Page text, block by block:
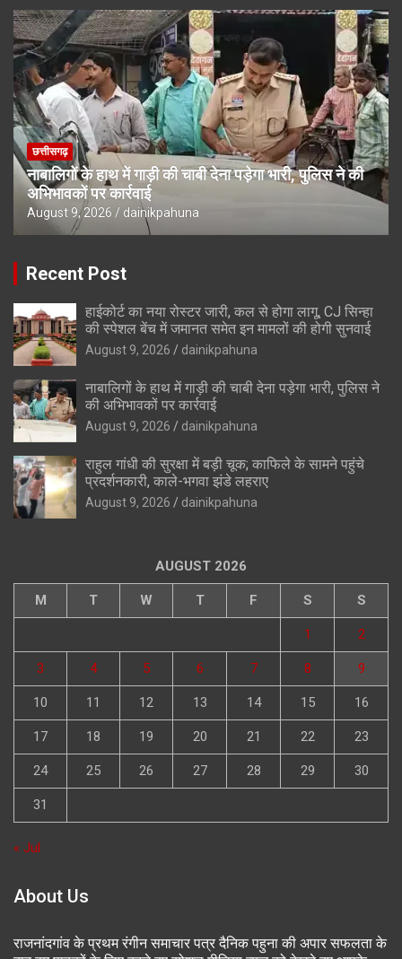
छत्तीसगढ़
नाबालिगों के हाथ में गाड़ी की चाबी देना पड़ेगा भारी, पुलिस ने की
अभिभावकों पर कार्रवाई
August 9, 2026 dainikpahuna
Recent Post
हाईकोर्ट का नया रोस्टर जारी, कल से होगा लागू, CJ सिन्हा
की स्पेशल बेंच में जमानत समेत इन मामलों की होगी सुनवाई
August 9, 2026 dainikpahuna
नाबालिगों के हाथ में गाड़ी की चाबी देना पड़ेगा भारी, पुलिस ने
की अभिभावकों पर कार्रवाई
August 9, 2026 dainikpahuna
राहुल गांधी की सुरक्षा में बड़ी चूक; काफिले के सामने पहुंचे
प्रदर्शनकारी, काले-भगवा झंडे लहराए
August 9, 2026 dainikpahuna
AUGUST 2026
M T W T F S S
1 2
3 4 5 6 7 8 9
10 11 12 13 14 15 16
17 18 19 20 21 22 23
24 25 26 27 28 29 30
31
« Jul
About Us
राजनांदगांव के प्रथम रंगीन समाचार पत्र दैनिक पहुना की अपार सफलता के